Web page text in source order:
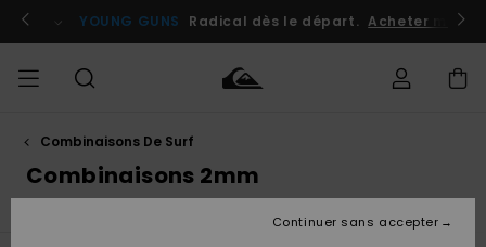
de
grille
des
produits
Se connecter / s'inscrire
YOUNG GUNS Radical dès le départ. Acheter
HOMME Vêtements
Vêtements
Shop
Surf
Shop
Snow
Shop
Outlet
Homme
Accéder à
commande
Combinaisons De Surf
Combinaisons 2mm
Continuer sans accepter